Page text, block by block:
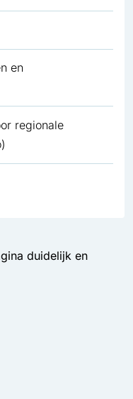
en
regionale
duidelijk en